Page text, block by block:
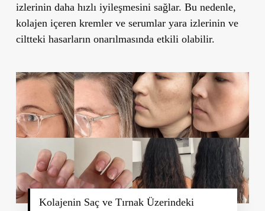
izlerinin daha hızlı iyileşmesini sağlar. Bu nedenle,
kolajen içeren kremler ve serumlar yara izlerinin ve
ciltteki hasarların onarılmasında etkili olabilir.
Kolajenin Saç ve Tırnak Üzerindeki